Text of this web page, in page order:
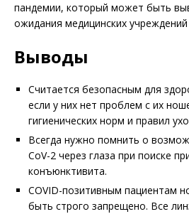
пандемии, который может быть
ожидания медицинских
Выводы
Считается безопасным для
если у них нет проблем с их
гигиенических норм и правил
Всегда нужно помнить о
CoV-2 через глаза при поис­ке
конъюнктивита.
COVID-позитивным пациентам
быть строго запрещено. Все